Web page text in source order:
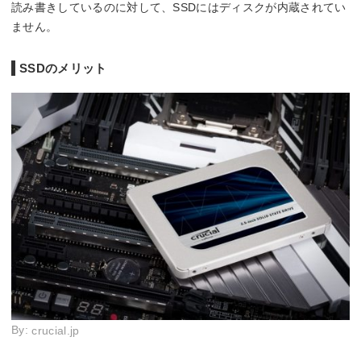
読み書きしているのに対して、SSDにはディスクが内蔵されてい
ません。
SSDのメリット
By:crucial.jp